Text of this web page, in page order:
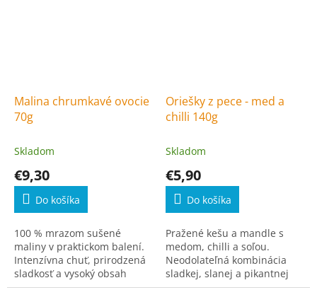
Malina chrumkavé ovocie
70g
Skladom
€9,30
Do košíka
100 % mrazom sušené
maliny v praktickom balení.
Intenzívna chuť, prirodzená
sladkosť a vysoký obsah
vlákniny.
Oriešky z pece - med a
chilli 140g
Skladom
€5,90
Do košíka
Pražené kešu a mandle s
medom, chilli a soľou.
Neodolateľná kombinácia
sladkej, slanej a pikantnej
chuti.